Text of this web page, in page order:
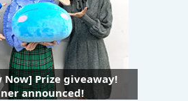
Prize giveaway!
announced!